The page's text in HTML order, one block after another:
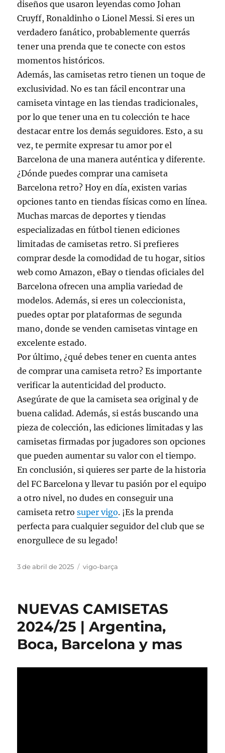
diseños que usaron leyendas como Johan
Cruyff, Ronaldinho o Lionel Messi. Si eres un
verdadero fanático, probablemente querrás
tener una prenda que te conecte con estos
momentos históricos.
Además, las camisetas retro tienen un toque de
exclusividad. No es tan fácil encontrar una
camiseta vintage en las tiendas tradicionales,
por lo que tener una en tu colección te hace
destacar entre los demás seguidores. Esto, a su
vez, te permite expresar tu amor por el
Barcelona de una manera auténtica y diferente.
¿Dónde puedes comprar una camiseta
Barcelona retro? Hoy en día, existen varias
opciones tanto en tiendas físicas como en línea.
Muchas marcas de deportes y tiendas
especializadas en fútbol tienen ediciones
limitadas de camisetas retro. Si prefieres
comprar desde la comodidad de tu hogar, sitios
web como Amazon, eBay o tiendas oficiales del
Barcelona ofrecen una amplia variedad de
modelos. Además, si eres un coleccionista,
puedes optar por plataformas de segunda
mano, donde se venden camisetas vintage en
excelente estado.
Por último, ¿qué debes tener en cuenta antes
de comprar una camiseta retro? Es importante
verificar la autenticidad del producto.
Asegúrate de que la camiseta sea original y de
buena calidad. Además, si estás buscando una
pieza de colección, las ediciones limitadas y las
camisetas firmadas por jugadores son opciones
que pueden aumentar su valor con el tiempo.
En conclusión, si quieres ser parte de la historia
del FC Barcelona y llevar tu pasión por el equipo
a otro nivel, no dudes en conseguir una
camiseta retrosuper vigo. ¡Es la prenda
perfecta para cualquier seguidor del club que se
enorgullece de su legado!
Publicado
3 de abril de 2025 Categorías
vigo-barça
NUEVAS CAMISETAS
2024/25 | Argentina,
Boca, Barcelona y mas